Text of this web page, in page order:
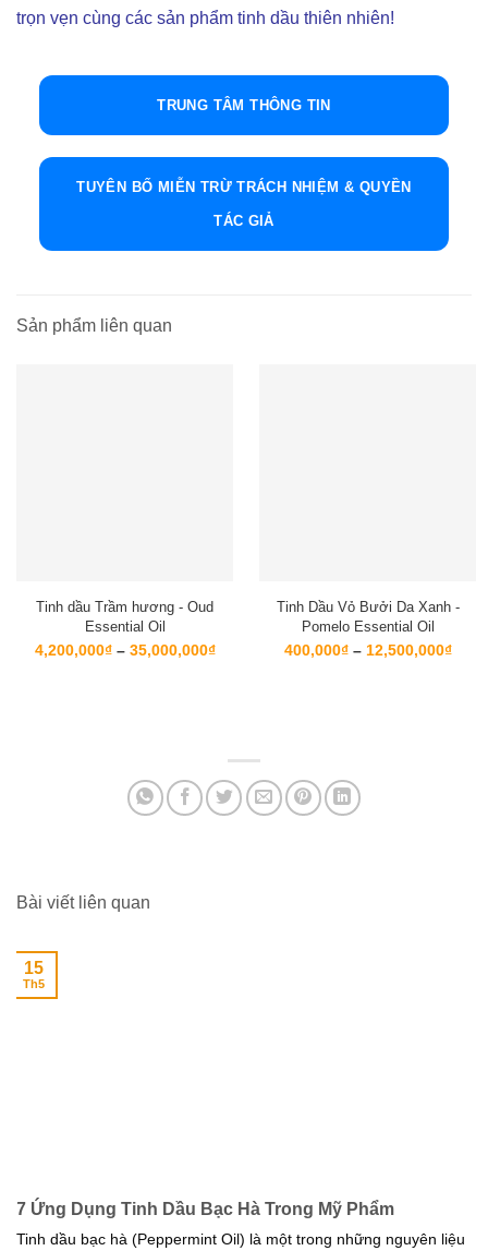
trọn vẹn cùng các sản phẩm tinh dầu thiên nhiên!
TRUNG TÂM THÔNG TIN
TUYÊN BỐ MIỄN TRỪ TRÁCH NHIỆM & QUYỀN
TÁC GIẢ
Sản phẩm liên quan
Tinh dầu Trầm hương - Oud
Essential Oil
4,200,000₫ – 35,000,000₫Khoảng
Tinh Dầu Vỏ Bưởi Da Xanh -
Pomelo Essential Oil
400,000₫ – 12,500,000₫
Bài viết liên quan
7 Ứng Dụng Tinh Dầu Bạc Hà Trong Mỹ Phẩm
Tinh dầu bạc hà (Peppermint Oil) là một trong những nguyên liệu
15
Th5